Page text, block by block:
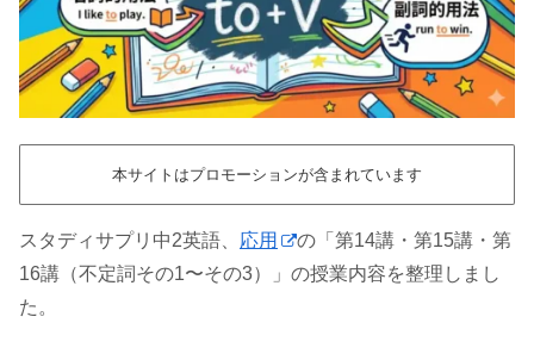
本サイトはプロモーションが含まれています
スタディサプリ中2英語、 応用
の「第14講・第15講・第
16講（不定詞その1〜その3）」の授業内容を整理しまし
た。